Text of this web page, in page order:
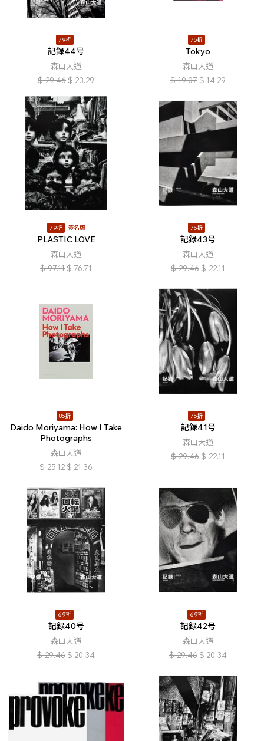
79折
記録44号
森山大道
$ 29.46 $ 23.29
75折
Tokyo
森山大道
$ 19.07 $ 14.29
79折 簽名版
PLASTIC LOVE
森山大道
$ 97.11 $ 76.71
75折
記録43号
森山大道
$ 29.46 $ 22.11
85折
Daido Moriyama: How I Take
Photographs
森山大道
$ 25.12 $ 21.36
75折
記録41号
森山大道
$ 29.46 $ 22.11
69折
記録40号
森山大道
$ 29.46 $ 20.34
69折
記録42号
森山大道
$ 29.46 $ 20.34